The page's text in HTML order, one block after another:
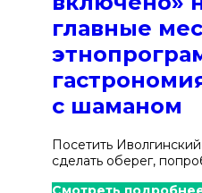
главные
с шаманом
Посетить
сделать оберег,